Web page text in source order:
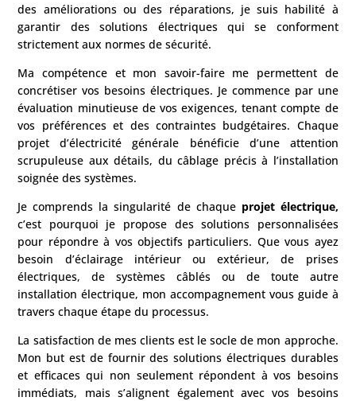
des améliorations ou des réparations, je suis habilité à
garantir des solutions électriques qui se conforment
strictement aux normes de sécurité.
Ma compétence et mon savoir-faire me permettent de
concrétiser vos besoins électriques. Je commence par une
évaluation minutieuse de vos exigences, tenant compte de
vos préférences et des contraintes budgétaires. Chaque
projet d’électricité générale bénéficie d’une attention
scrupuleuse aux détails, du câblage précis à l’installation
soignée des systèmes.
Je comprends la singularité de chaqueprojet électrique,
c’est pourquoi je propose des solutions personnalisées
pour répondre à vos objectifs particuliers. Que vous ayez
besoin d’éclairage intérieur ou extérieur, de prises
électriques, de systèmes câblés ou de toute autre
installation électrique, mon accompagnement vous guide à
travers chaque étape du processus.
La satisfaction de mes clients est le socle de mon approche.
Mon but est de fournir des solutions électriques durables
et efficaces qui non seulement répondent à vos besoins
immédiats, mais s’alignent également avec vos besoins